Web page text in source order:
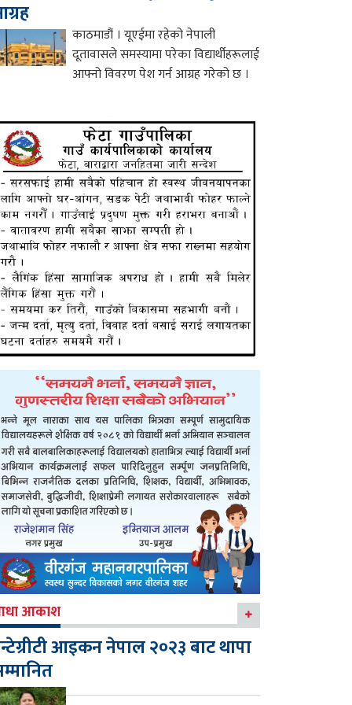
काठमाडौं । यूएईमा रहेको नेपाली
दूतावासले समस्यामा परेका विद्यार्थीहरूलाई
आफ्नो विवरण पेश गर्न आग्रह गरेको छ ।
आकाश
आइकन नेपाल २०२३ बाट थापा